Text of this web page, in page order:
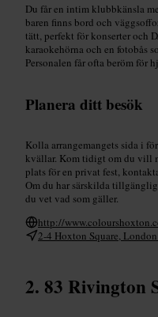
Du får en intim klubbkänsla
baren finns bord och
tätt, perfekt för konserter och
karaokehörna och en fotobås
Personalen får ofta beröm för
Planera ditt besök
Kolla arrangemangets sida i
kvällar. Kom tidigt om du vill
plats för en privat fest,
Om du har särskilda
du vet vad som gäller.
http://
2-4 Hoxton Square,
83 Rivington